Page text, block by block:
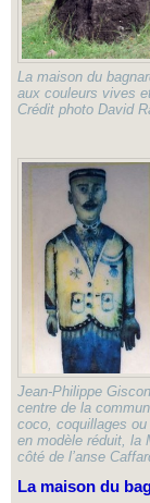
La maison du
aux couleurs vives
Crédit photo David
Jean-Philippe
centre de la
coco, coquillages
en modèle réduit, la
côté de l’anse
La maison du